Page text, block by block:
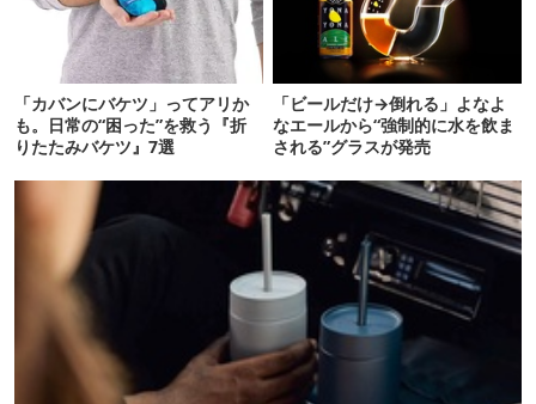
「カバンにバケツ」ってアリか
も。日常の“困った”を救う『折
りたたみバケツ』7選
「ビールだけ→倒れる」よなよ
なエールから“強制的に水を飲ま
される”グラスが発売